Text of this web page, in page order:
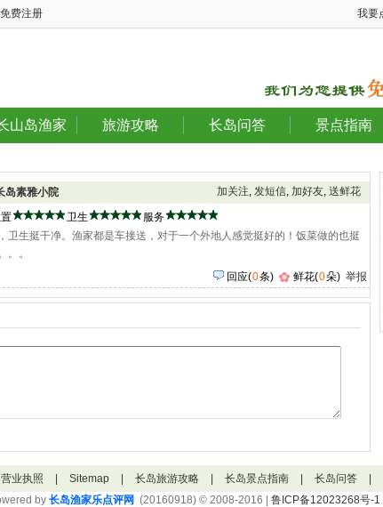
免费注册 我要
山岛渔家 旅游攻略 长岛问答 景点指南
加关注, 发短信, 加好友, 送鲜花
岛素雅小院
卫生
服务
卫生挺干净。渔家都是车接送，对于一个外地人感觉挺好的！饭菜做的也挺
。。
回应(0条) 鲜花(0朵) 举报
营业执照 Sitemap 长岛旅游攻略 长岛景点指南 长岛问答
by 长岛渔家乐点评网 (20160918) © 2008-2016 | 鲁ICP备12023268号-1